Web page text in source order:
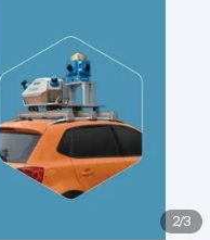
2/3